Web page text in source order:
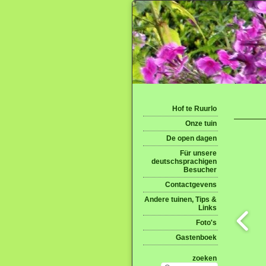
Hof te Ruurlo
Onze tuin
De open dagen
Für unsere
deutschsprachigen
Besucher
Contactgevens
Andere tuinen, Tips &
Links
Foto's
Gastenboek
zoeken